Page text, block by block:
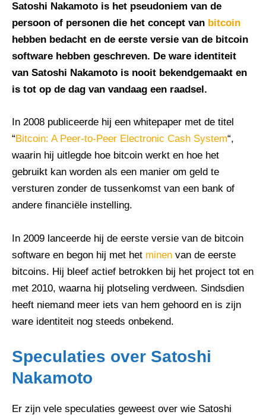
Satoshi Nakamoto is het pseudoniem van de
persoon of personen die het concept van bitcoin
hebben bedacht en de eerste versie van de bitcoin
software hebben geschreven. De ware identiteit
van Satoshi Nakamoto is nooit bekendgemaakt en
is tot op de dag van vandaag een raadsel.
In 2008 publiceerde hij een whitepaper met de titel
“ Bitcoin: A Peer-to-Peer Electronic Cash System“,
waarin hij uitlegde hoe bitcoin werkt en hoe het
gebruikt kan worden als een manier om geld te
versturen zonder de tussenkomst van een bank of
andere financiële instelling.
In 2009 lanceerde hij de eerste versie van de bitcoin
software en begon hij met het minen van de eerste
bitcoins. Hij bleef actief betrokken bij het project tot en
met 2010, waarna hij plotseling verdween. Sindsdien
heeft niemand meer iets van hem gehoord en is zijn
ware identiteit nog steeds onbekend.
Speculaties over Satoshi
Nakamoto
Er zijn vele speculaties geweest over wie Satoshi